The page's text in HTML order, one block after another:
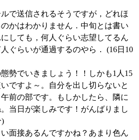
で送信されるそうですが，どれほ
かはわかりません．中旬とは書い
しても，何人ぐらい志望してるん
ぐらいが通過するのやら． (16日10
勢でいきましょう！！しかも1人15
ですよ～。自分を出し切らないと
前の部です。もしかしたら、隣に
当日が楽しみです！がんばりまし
)
面接あるんですかね？あまり色ん